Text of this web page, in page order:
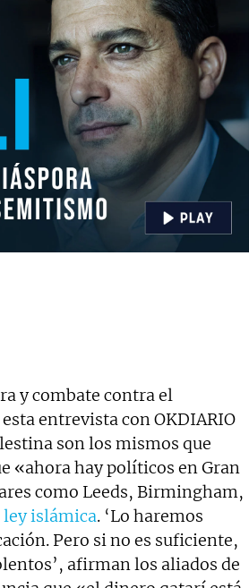
y combate contra el
entrevista con OKDIARIO
son los mismos que
«ahora hay políticos en Gran
como Leeds, Birmingham,
ley islámica. ‘Lo haremos
Pero si no es suficiente,
afirman los aliados de